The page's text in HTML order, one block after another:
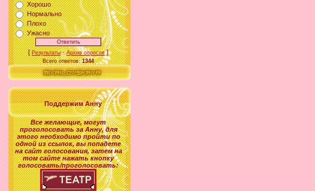
Хорошо
Нормально
Плохо
Ужасно
[Результаты·Архив опросов]
Всего ответов:1344
Поддержим Анну
Все желающие,могут
проголосовать заАнну, для
этого необходимо пройти по
одной из ссылок, вы попадете
на сайт голосования, затем на
том сайте нажать кнопку
голосовать/проголосовать: